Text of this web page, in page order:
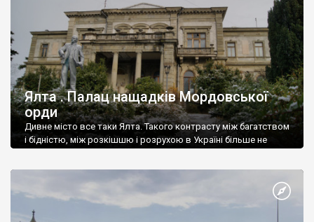
Ялта . Палац нащадків Мордовської
орди
Дивне місто все таки Ялта. Такого контрасту між багатством
і бідністю, між розкішшю і розрухою в Україні більше не